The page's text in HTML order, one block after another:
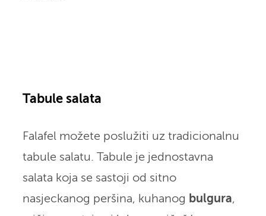
Tabule salata
Falafel možete poslužiti uz tradicionalnu
tabule salatu. Tabule je jednostavna
salata koja se sastoji od sitno
nasjeckanog peršina, kuhanog bulgura,